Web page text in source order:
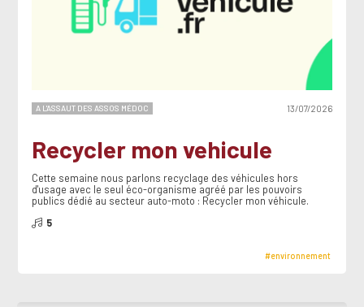
A L'ASSAUT DES ASSOS MÉDOC 13/07/2026
Recycler mon vehicule
Cette semaine nous parlons recyclage des véhicules hors
d'usage avec le seul éco-organisme agréé par les pouvoirs
publics dédié au secteur auto-moto : Recycler mon véhicule.
5
#environnement